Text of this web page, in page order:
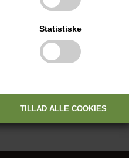
Statistiske
før det tilsættes væsken ved